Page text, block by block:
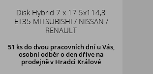
Disk Hybrid 7 x 17 5x114,3
ET35 MITSUBISHI / NISSAN /
RENAULT
51 ks do dvou pracovních dní u Vás,
osobní odběr o den dřívena
prodejně v Hradci Králové